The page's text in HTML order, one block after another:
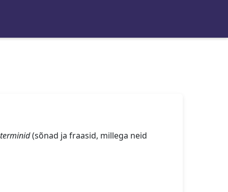
terminid(sõnad ja fraasid, millega neid